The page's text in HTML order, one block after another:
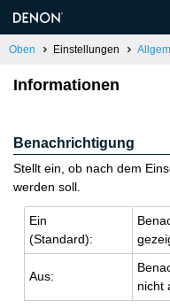
Oben Einstellungen
Informationen
Benachrichtigung
Stellt ein, ob nach dem
werden soll.
Ein
(Stan­dard):
Aus:
nicht